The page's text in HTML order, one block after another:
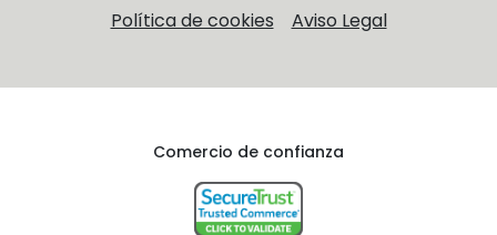
Política de cookies
Aviso Legal
Comercio de confianza